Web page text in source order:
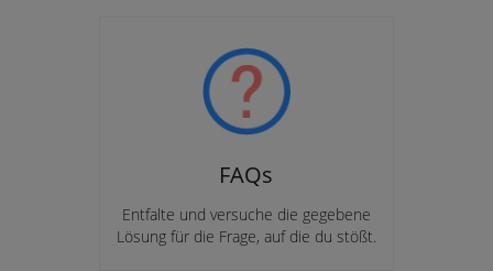
FAQs
Entfalte und versuche die gegebene
Lösung für die Frage, auf die du stößt.